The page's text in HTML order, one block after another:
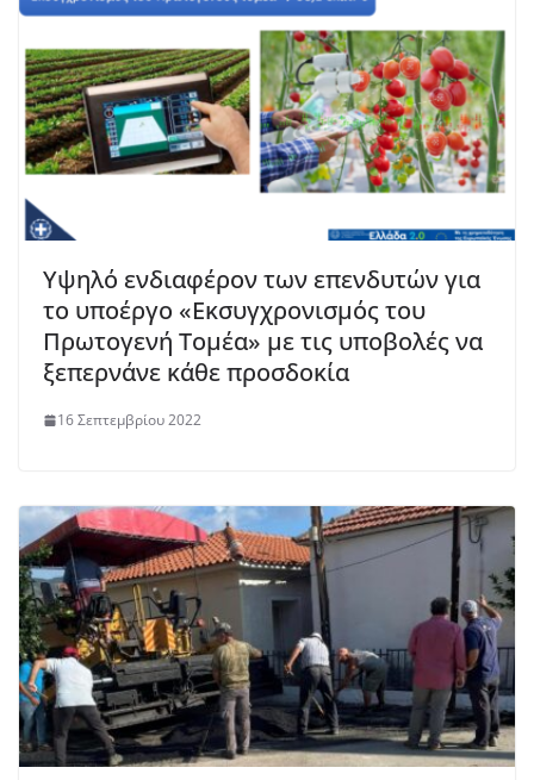
Υψηλό ενδιαφέρον των επενδυτών για
το υποέργο «Εκσυγχρονισμός του
Πρωτογενή Τομέα» με τις υποβολές να
ξεπερνάνε κάθε προσδοκία
16 Σεπτεμβρίου 2022